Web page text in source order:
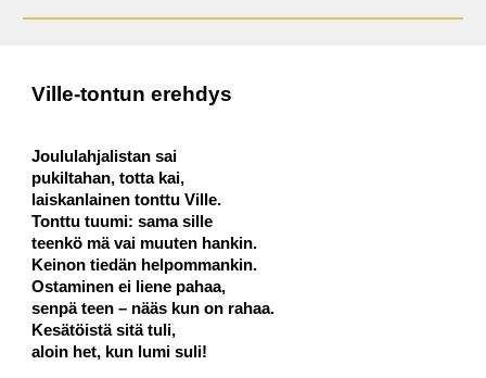
Ville-tontun erehdys
Joululahjalistan sai
pukiltahan, totta kai,
laiskanlainen tonttu Ville.
Tonttu tuumi: sama sille
teenkö mä vai muuten hankin.
Keinon tiedän helpommankin.
Ostaminen ei liene pahaa,
senpä teen – nääs kun on rahaa.
Kesätöistä sitä tuli,
aloin het, kun lumi suli!